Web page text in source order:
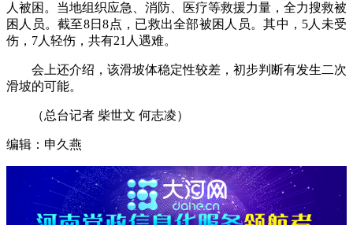
人被困。当地组织应急、消防、医疗等救援力量，全力搜救被
困人员。截至8日8点，已救出全部被困人员。其中，5人未受
伤，7人轻伤，共有21人遇难。
会上还介绍，该滑坡体稳定性较差，初步判断有发生二次
滑坡的可能。
（总台记者 柴世文 何志凌）
编辑：申久燕